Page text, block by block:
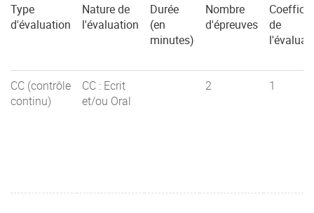
Type
d'évaluation
Nature de
l'évaluation
Durée
(en
minutes)
Nombre
d'épreuves
de
CC (contrôle
continu)
CC : Ecrit
et/ou Oral
2 1